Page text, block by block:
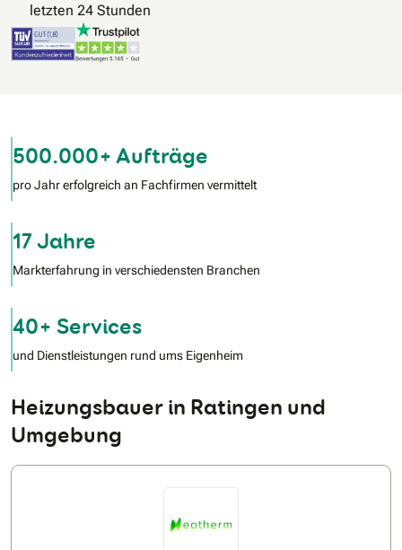
letzten 24 Stunden
500.000+ Aufträge
pro Jahr erfolgreich an Fachfirmen vermittelt
17 Jahre
Markterfahrung in verschiedensten Branchen
40+ Services
und Dienstleistungen rund ums Eigenheim
Heizungsbauer in Ratingen und
Umgebung